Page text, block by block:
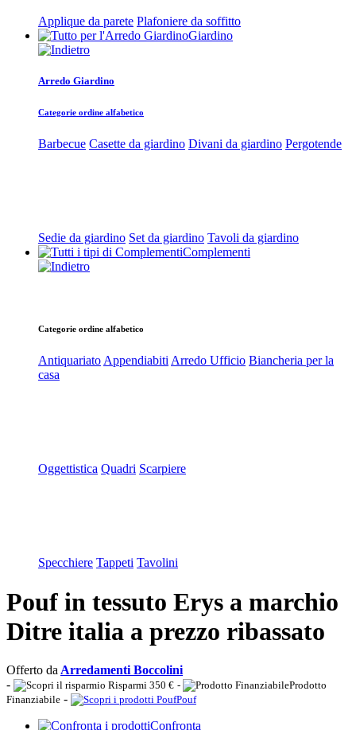
Applique da parete Plafoniere da soffitto
Giardino
Arredo Giardino
Categorie ordine alfabetico
Barbecue Casette da giardino Divani da giardino Pergotende
Sedie da giardino Set da giardino Tavoli da giardino
Complementi
Categorie ordine alfabetico
Antiquariato Appendiabiti Arredo Ufficio Biancheria per la
casa
Oggettistica Quadri Scarpiere
Specchiere Tappeti Tavolini
Pouf in tessuto Erys a marchio
Ditre italia a prezzo ribassato
Offerto da Arredamenti Boccolini
-
Risparmi 350 € -
Prodotto
Finanziabile - Pouf
Confronta